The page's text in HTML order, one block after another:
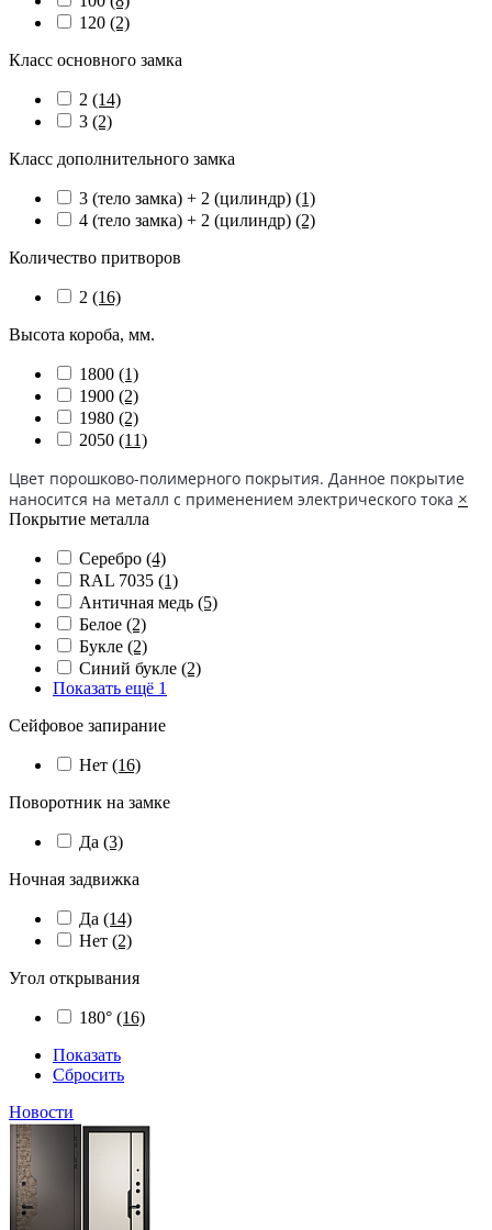
120 (2)
Класс основного замка
2 (14)
3 (2)
Класс дополнительного замка
3 (тело замка) + 2 (цилиндр) (1)
4 (тело замка) + 2 (цилиндр) (2)
Количество притворов
2 (16)
Высота короба, мм.
1800 (1)
1900 (2)
1980 (2)
2050 (11)
Цвет порошково-полимерного покрытия. Данное покрытие
наносится на металл с применением электрического тока ×
Покрытие металла
Серебро (4)
RAL 7035 (1)
Античная медь (5)
Белое (2)
Букле (2)
Синий букле (2)
Показать ещё 1
Сейфовое запирание
Нет (16)
Поворотник на замке
Да (3)
Ночная задвижка
Да (14)
Нет (2)
Угол открывания
180° (16)
Показать
Сбросить
Новости